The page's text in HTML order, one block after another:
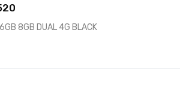
8GB DUAL 4G BLACK